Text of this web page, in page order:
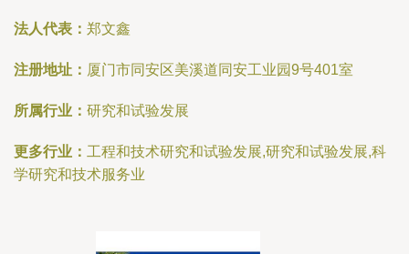
法人代表： 郑文鑫
注册地址： 厦门市同安区美溪道同安工业园9号401室
所属行业： 研究和试验发展
更多行业： 工程和技术研究和试验发展,研究和试验发展,科
学研究和技术服务业